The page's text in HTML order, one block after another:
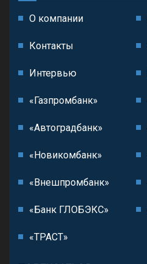
О компании
Контакты
Интервью
«Газпромбанк»
«Автоградбанк»
«Новикомбанк»
«Внешпромбанк»
«Банк ГЛОБЭКС»
«ТРАСТ»